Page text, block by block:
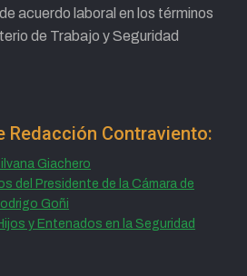
acuerdo laboral en los términos
de Trabajo y Seguridad
Redacción Contraviento:
Giachero
del Presidente de la Cámara de
Goñi
y Entenados en la Seguridad